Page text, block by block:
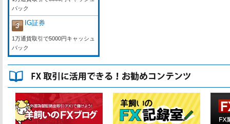
バック
IG証券
1万通貨取引で5000円キャッシュ
バック